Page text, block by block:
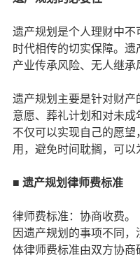
遗产规划是个人理财中不
时代相传的切实保障。遗
产业传承风险、无人继承
遗产规划主要是针对财
意愿、葬礼计划和对未成
不仅可以实现自己的愿
用，避免时间耽搁，可以
■ 遗产规划律师费标准
律师费标准：协商收费。
因遗产规划的事项不同
体律师费标准由双方协商